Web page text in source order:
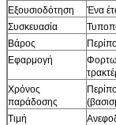
Εξουσιοδότηση
Ένα
Συσκευασία
Βάρος
Εφαρμογή
Χρόνος
παράδοσης
Τιμή